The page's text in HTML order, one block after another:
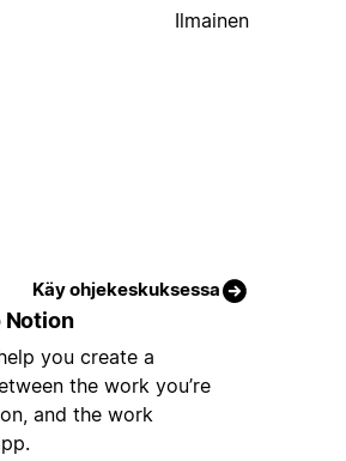
Ilmainen
Käy ohjekeskuksessa
Notion
you create a
the work you’re
and the work